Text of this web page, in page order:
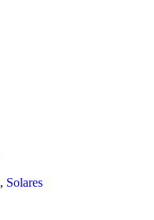
, Solares